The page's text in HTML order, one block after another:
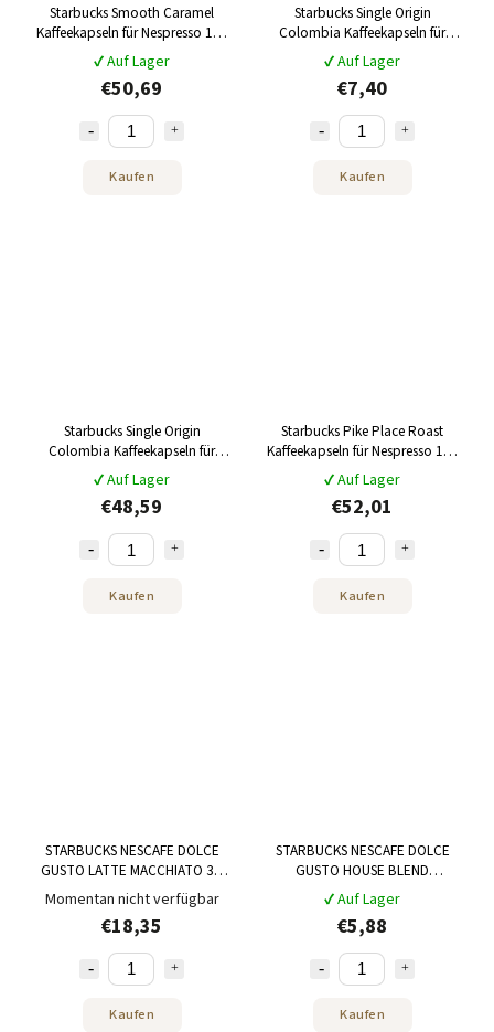
Starbucks Smooth Caramel
Kaffeekapseln für Nespresso 120
Stück
✔ Auf Lager
€50,69
Kaufen
Starbucks Single Origin
Colombia Kaffeekapseln für
Nespresso 18 Stk
✔ Auf Lager
€7,40
Kaufen
Starbucks Single Origin
Colombia Kaffeekapseln für
Nespresso 120 Stück
✔ Auf Lager
€48,59
Kaufen
Starbucks Pike Place Roast
Kaffeekapseln für Nespresso 120
Stück
✔ Auf Lager
€52,01
Kaufen
STARBUCKS NESCAFE DOLCE
GUSTO LATTE MACCHIATO 3 x
12 Kapseln
Momentan nicht verfügbar
€18,35
Kaufen
STARBUCKS NESCAFE DOLCE
GUSTO HOUSE BLEND
Americano, 12 Kapseln
✔ Auf Lager
€5,88
Kaufen